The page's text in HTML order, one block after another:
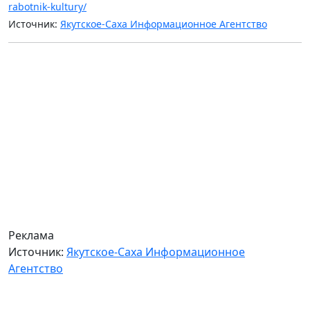
rabotnik-kultury/
Источник: Якутское-Саха Информационное Агентство
Реклама
Источник: Якутское-Саха Информационное
Агентство